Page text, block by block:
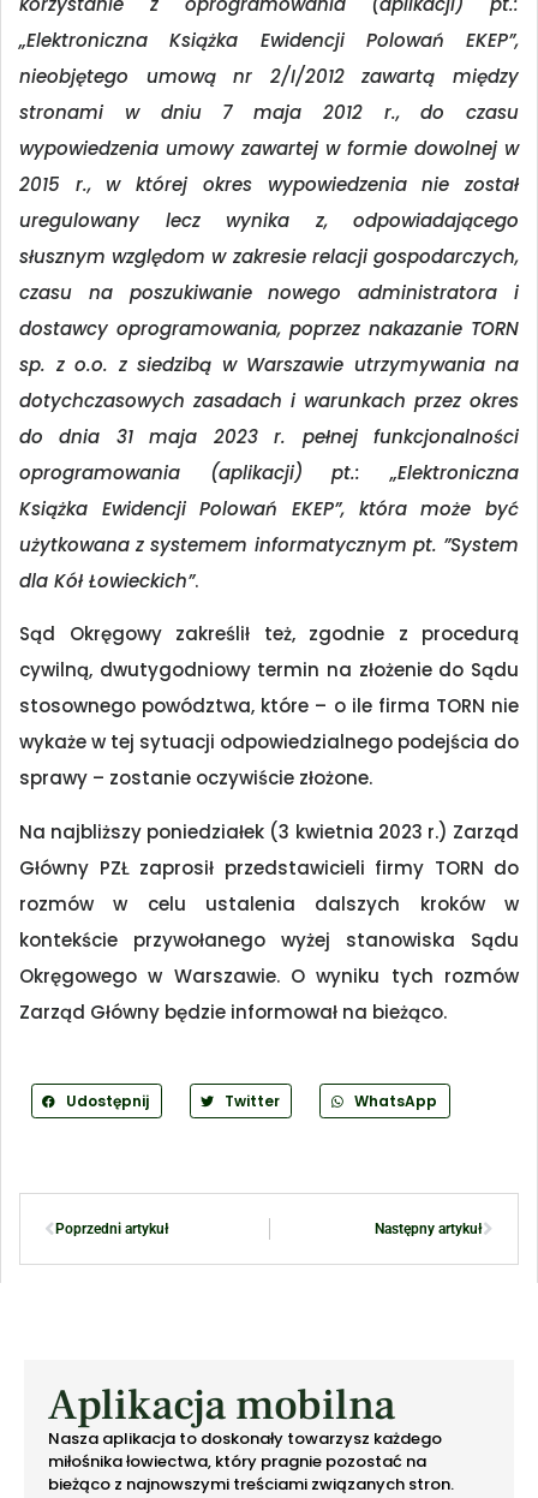
„Elektroniczna Książka Ewidencji Polowań EKEP”,
nieobjętego umową nr 2/I/2012 zawartą między
stronami w dniu 7 maja 2012 r., do czasu
wypowiedzenia umowy zawartej w formie dowolnej w
2015 r.,w której okres wypowiedzenia nie został
uregulowany lecz wynika z, odpowiadającego
słusznym względom w zakresie relacji gospodarczych,
czasu na poszukiwanie nowegoadministratora i
dostawcy oprogramowania, poprzez nakazanie TORN
sp. z o.o. z siedzibą w Warszawie utrzymywania na
dotychczasowych zasadach i warunkach przez okres
do dnia 31maja 2023 r. pełnej funkcjonalności
oprogramowania (aplikacji) pt.: „Elektroniczna
Książka Ewidencji Polowań EKEP”, która może być
użytkowana z systemem informatycznym pt. ”System
dla Kół Łowieckich”.
Sąd Okręgowy zakreślił też, zgodnie z procedurą
cywilną, dwutygodniowy termin na złożenie do Sądu
stosownego powództwa, które – o ile firma TORN nie
wykaże w tej sytuacji odpowiedzialnego podejścia do
sprawy – zostanie oczywiście złożone.
Na najbliższy poniedziałek (3 kwietnia 2023 r.) Zarząd
Główny PZŁ zaprosił przedstawicieli firmy TORN do
rozmów w celu ustalenia dalszych kroków w
kontekście przywołanego wyżej stanowiska Sądu
Okręgowego w Warszawie. O wyniku tych rozmów
Zarząd Główny będzie informował na bieżąco.
Udostępnij Twitter WhatsApp
Poprzedni artykuł Następny artykuł
Aplikacja mobilna
Nasza aplikacja to doskonały towarzysz każdego
miłośnika łowiectwa, który pragnie pozostać na
bieżąco z najnowszymi treściami związanych stron.